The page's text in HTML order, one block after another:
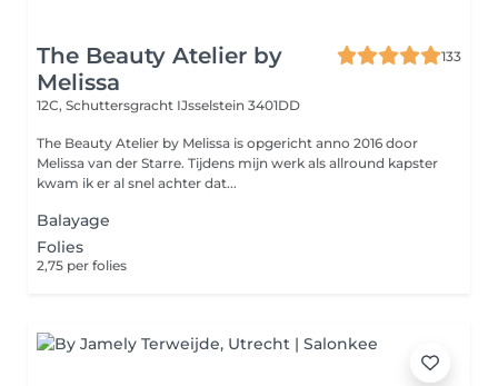
The Beauty Atelier by
Melissa
133
12C, Schuttersgracht IJsselstein 3401DD
The Beauty Atelier by Melissa is opgericht anno 2016 door
Melissa van der Starre. Tijdens mijn werk als allround kapster
kwam ik er al snel achter dat...
Balayage
Folies
2,75 per folies